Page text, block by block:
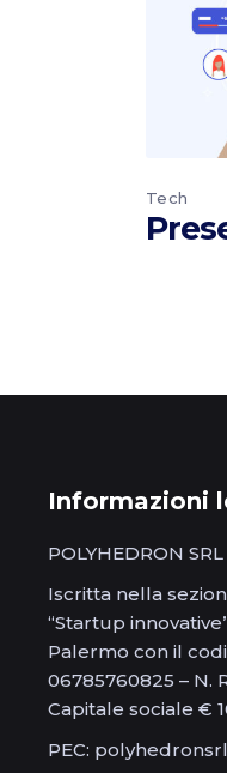
Tech
Informazioni
POLYHEDRON SRL
Iscritta nella
“Startup
Palermo con il
06785760825 – N.
Capitale sociale €
PEC: